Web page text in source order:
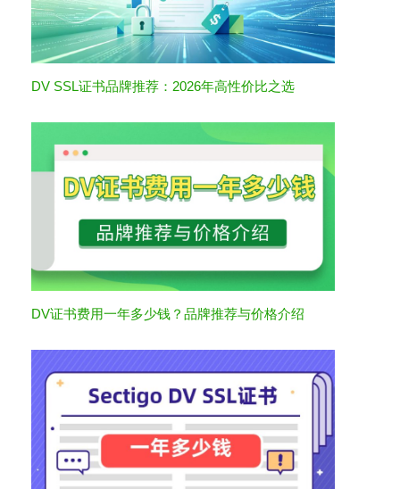
DV SSL证书品牌推荐：2026年高性价比之选
DV证书费用一年多少钱？品牌推荐与价格介绍